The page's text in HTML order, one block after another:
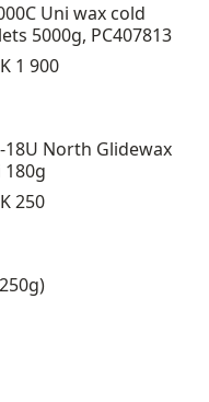
Uni wax cold
5000g, PC407813
1 900
18U North Glidewax
180g
250